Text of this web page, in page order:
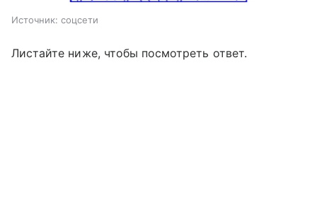
Источник: соцсети
Листайте ниже, чтобы посмотреть ответ.